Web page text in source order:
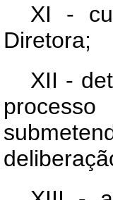
XI -
Diretora;
XII -